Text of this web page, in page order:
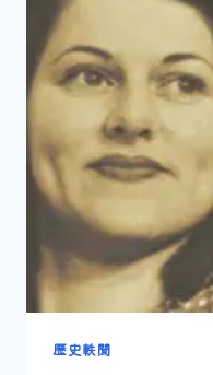
歷史軼聞